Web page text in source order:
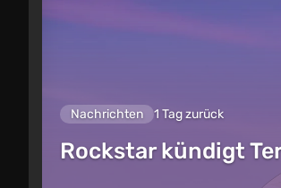
Nachrichten 1 Tag zurück
Rockstar kündigt